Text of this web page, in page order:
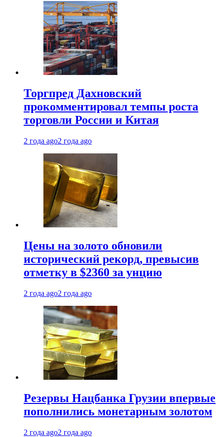
Торгпред Дахновский
прокомментировал темпы роста
торговли России и Китая
2 года ago2 года ago
Цены на золото обновили
исторический рекорд, превысив
отметку в $2360 за унцию
2 года ago2 года ago
Резервы Нацбанка Грузии впервые
пополнились монетарным золотом
2 года ago2 года ago